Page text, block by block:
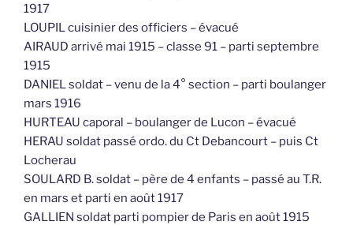
1917
LOUPIL cuisinier des officiers – évacué
AIRAUD arrivé mai 1915 – classe 91 – parti septembre
1915
DANIEL soldat – venu de la 4° section – parti boulanger
mars 1916
HURTEAU caporal – boulanger de Lucon – évacué
HERAU soldat passé ordo. du Ct Debancourt – puis Ct
Locherau
SOULARD B. soldat – père de 4 enfants – passé au T.R.
en mars et parti en août 1917
GALLIEN soldat parti pompier de Paris en août 1915